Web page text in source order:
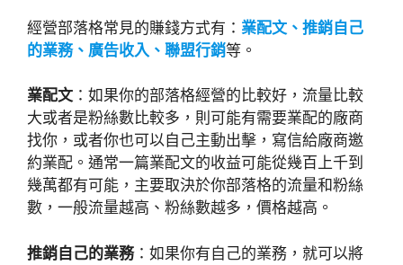
經營部落格常見的賺錢方式有： 業配文、推銷自己
的業務、廣告收入、聯盟行銷等。
業配文 ：如果你的部落格經營的比較好，流量比較
大或者是粉絲數比較多，則可能有需要業配的廠商
找你，或者你也可以自己主動出擊，寫信給廠商邀
約業配。通常一篇業配文的收益可能從幾百上千到
幾萬都有可能，主要取決於你部落格的流量和粉絲
數，一般流量越高、粉絲數越多，價格越高。
推銷自己的業務：如果你有自己的業務，就可以將